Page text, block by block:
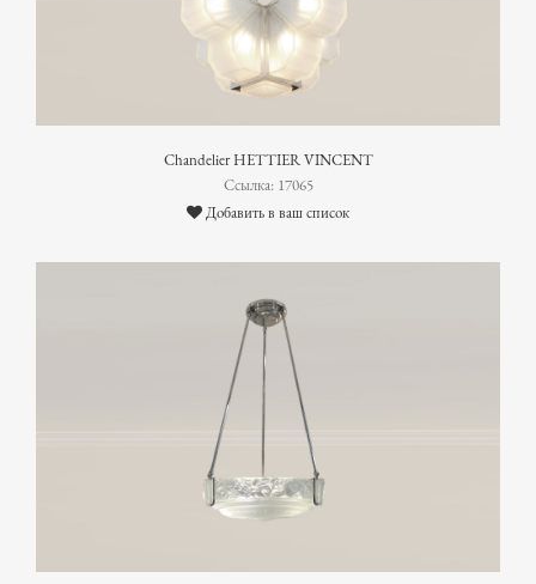
Chandelier HETTIER VINCENT
Ссылка: 17065
Добавить в ваш список